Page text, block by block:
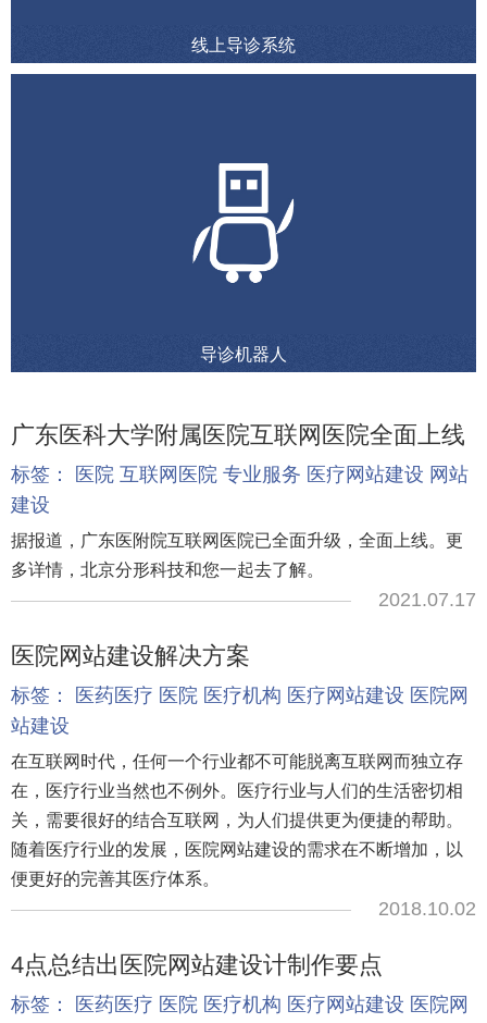
线上导诊系统
导诊机器人
广东医科大学附属医院互联网医院全面上线
标签： 医院 互联网医院 专业服务 医疗网站建设 网站
建设
据报道，广东医附院互联网医院已全面升级，全面上线。更
多详情，北京分形科技和您一起去了解。
2021.07.17
医院网站建设解决方案
标签： 医药医疗 医院 医疗机构 医疗网站建设 医院网
站建设
在互联网时代，任何一个行业都不可能脱离互联网而独立存
在，医疗行业当然也不例外。医疗行业与人们的生活密切相
关，需要很好的结合互联网，为人们提供更为便捷的帮助。
随着医疗行业的发展，医院网站建设的需求在不断增加，以
便更好的完善其医疗体系。
2018.10.02
4点总结出医院网站建设计制作要点
标签： 医药医疗 医院 医疗机构 医疗网站建设 医院网